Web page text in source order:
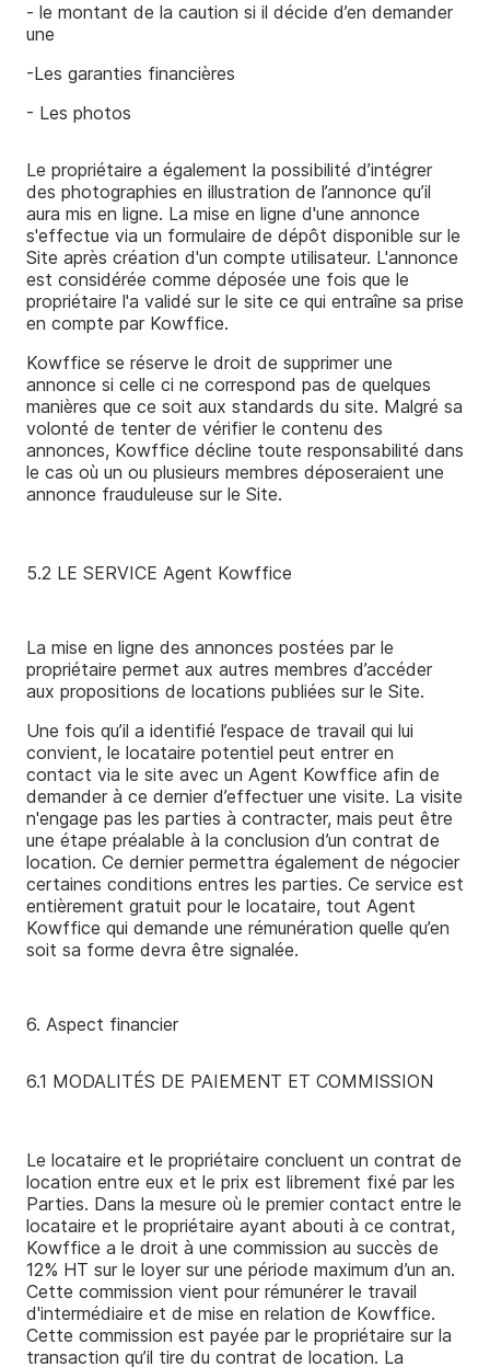
- le montant de la caution si il décide d’en demander
une
-Les garanties financières
- Les photos
Le propriétaire a également la possibilité d’intégrer
des photographies en illustration de l’annonce qu’il
aura mis en ligne. La mise en ligne d'une annonce
s'effectue via un formulaire de dépôt disponible sur le
Site après création d'un compte utilisateur. L'annonce
est considérée comme déposée une fois que le
propriétaire l'a validé sur le site ce qui entraîne sa prise
en compte par Kowffice.
Kowffice se réserve le droit de supprimer une
annonce si celle ci ne correspond pas de quelques
manières que ce soit aux standards du site. Malgré sa
volonté de tenter de vérifier le contenu des
annonces, Kowffice décline toute responsabilité dans
le cas où un ou plusieurs membres déposeraient une
annonce frauduleuse sur le Site.
5.2 LE SERVICE Agent Kowffice
La mise en ligne des annonces postées par le
propriétaire permet aux autres membres d’accéder
aux propositions de locations publiées sur le Site.
Une fois qu’il a identifié l’espace de travail qui lui
convient, le locataire potentiel peut entrer en
contact via le site avec un Agent Kowffice afin de
demander à ce dernier d’effectuer une visite. La visite
n'engage pas les parties à contracter, mais peut être
une étape préalable à la conclusion d’un contrat de
location. Ce dernier permettra également de négocier
certaines conditions entres les parties. Ce service est
entièrement gratuit pour le locataire, tout Agent
Kowffice qui demande une rémunération quelle qu’en
soit sa forme devra être signalée.
6. Aspect financier
6.1 MODALITÉS DE PAIEMENT ET COMMISSION
Le locataire et le propriétaire concluent un contrat de
location entre eux et le prix est librement fixé par les
Parties. Dans la mesure où le premier contact entre le
locataire et le propriétaire ayant abouti à ce contrat,
Kowffice a le droit à une commission au succès de
12% HT sur le loyer sur une période maximum d’un an.
Cette commission vient pour rémunérer le travail
d'intermédiaire et de mise en relation de Kowffice.
Cette commission est payée par le propriétaire sur la
transaction qu’il tire du contrat de location. La